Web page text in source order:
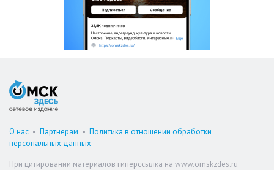
О нас • Партнерам • Политика в отношении обработки
персональных данных
При цитировании материалов гиперссылка на www.omskzdes.ru